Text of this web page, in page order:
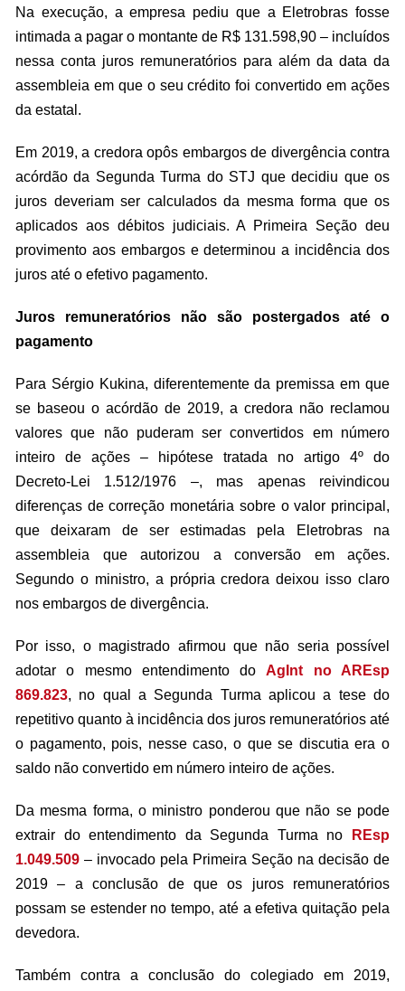
Na execução, a empresa pediu que a Eletrobras fosse
intimada a pagar o montante de R$ 131.598,90 – incluídos
nessa conta juros remuneratórios para além da data da
assembleia em que o seu crédito foi convertido em ações
da estatal.
Em 2019, a credora opôs embargos de divergência contra
acórdão da Segunda Turma do STJ que decidiu que os
juros deveriam ser calculados da mesma forma que os
aplicados aos débitos judiciais. A Primeira Seção deu
provimento aos embargos e determinou a incidência dos
juros até o efetivo pagamento.
Juros remuneratórios não são postergados até o
pagamento
Para Sérgio Kukina, diferentemente da premissa em que
se baseou o acórdão de 2019, a credora não reclamou
valores que não puderam ser convertidos em número
inteiro de ações – hipótese tratada no artigo 4º do
Decreto-Lei 1.512/1976 –, mas apenas reivindicou
diferenças de correção monetária sobre o valor principal,
que deixaram de ser estimadas pela Eletrobras na
assembleia que autorizou a conversão em ações.
Segundo o ministro, a própria credora deixou isso claro
nos embargos de divergência.
Por isso, o magistrado afirmou que não seria possível
adotar o mesmo entendimento doAgInt no AREsp
869.823, no qual a Segunda Turma aplicou a tese do
repetitivo quanto à incidência dos juros remuneratórios até
o pagamento, pois, nesse caso, o que se discutia era o
saldo não convertido em número inteiro de ações.
Da mesma forma, o ministro ponderou que não se pode
extrair do entendimento da Segunda Turma no
REsp
1.049.509 – invocado pela Primeira Seção na decisão de
2019 – a conclusão de que os juros remuneratórios
possam se estender no tempo, até a efetiva quitação pela
devedora.
Também contra a conclusão do colegiado em 2019,